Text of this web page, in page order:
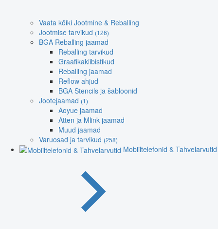
Vaata kõiki Jootmine & Reballing
Jootmise tarvikud (126)
BGA Reballing jaamad
Reballing tarvikud
Graafikakiibistikud
Reballing jaamad
Reflow ahjud
BGA Stencils ja šabloonid
Jootejaamad (1)
Aoyue jaamad
Atten ja Mlink jaamad
Muud jaamad
Varuosad ja tarvikud (258)
Mobiiltelefonid & Tahvelarvutid